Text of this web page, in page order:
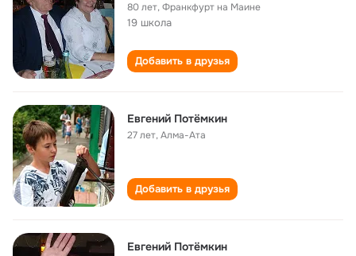
80 лет,Франкфурт на Маине
19 школа
Добавить в друзья
Евгений Потёмкин
27 лет,Алма-Ата
Добавить в друзья
Евгений Потёмкин